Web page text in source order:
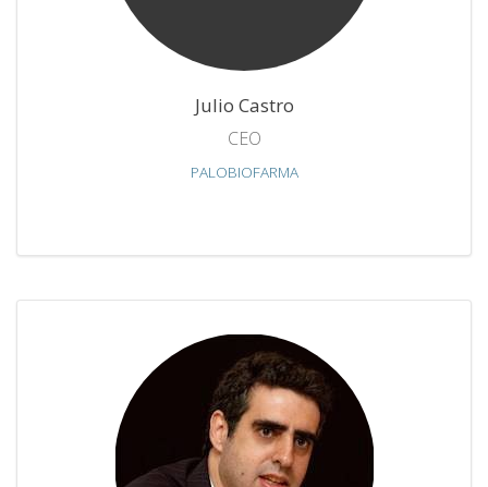
Julio Castro
CEO
PALOBIOFARMA